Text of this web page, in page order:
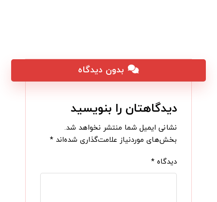
بدون دیدگاه
دیدگاهتان را بنویسید
نشانی ایمیل شما منتشر نخواهد شد.
بخش‌های موردنیاز علامت‌گذاری شده‌اند*
دیدگاه*